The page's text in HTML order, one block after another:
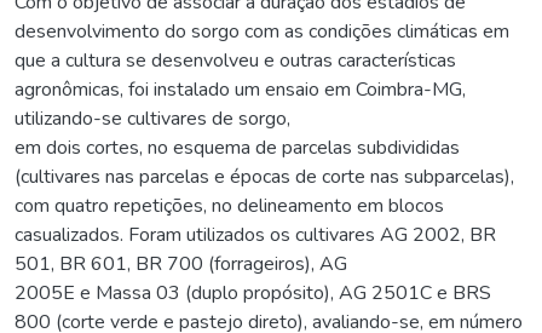
desenvolvimento do sorgo com as condições climáticas em
que a cultura se desenvolveu e outras características
agronômicas, foi instalado um ensaio em Coimbra-MG,
utilizando-se cultivares de sorgo,
em dois cortes, no esquema de parcelas subdivididas
(cultivares nas parcelas e épocas de corte nas subparcelas),
com quatro repetições, no delineamento em blocos
casualizados. Foram utilizados os cultivares AG 2002, BR
501, BR 601, BR 700 (forrageiros), AG
2005E e Massa 03 (duplo propósito), AG 2501C e BRS
800 (corte verde e pastejo direto), avaliando-se, em número